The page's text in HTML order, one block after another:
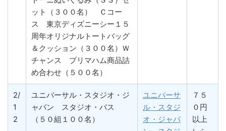
ット（３００名） Ｃコー
ス 東京ディズニーシー１５
周年オリジナルトートバッグ
＆クッション（３００名）Ｗ
チャンス プリマハム商品詰
め合わせ（５００名）
2/
1
2
ユニバーサル・スタジオ・ジ
ャパン スタジオ・パス
（５０組１００名）
ユニバーサ
ル・スタジ
オ・ジャパ
７５
０円
以上